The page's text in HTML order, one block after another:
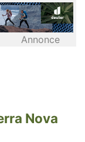
Annonce
Nova